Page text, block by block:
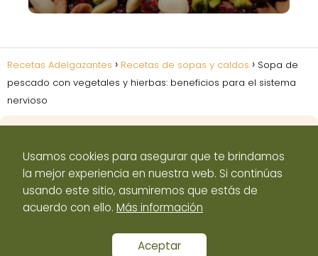
Recetas Adelgazantes Recetas de sopas y caldos
Sopa de
pescado con vegetales y hierbas: beneficios para el sistema
nervioso
Aviso Legal Política de Cookies
Políticas de
privacidad
Contacto
Usamos cookies para asegurar que te brindamos
la mejor experiencia en nuestra web. Si continúas
usando este sitio, asumiremos que estás de
acuerdo con ello. Más información
Aceptar